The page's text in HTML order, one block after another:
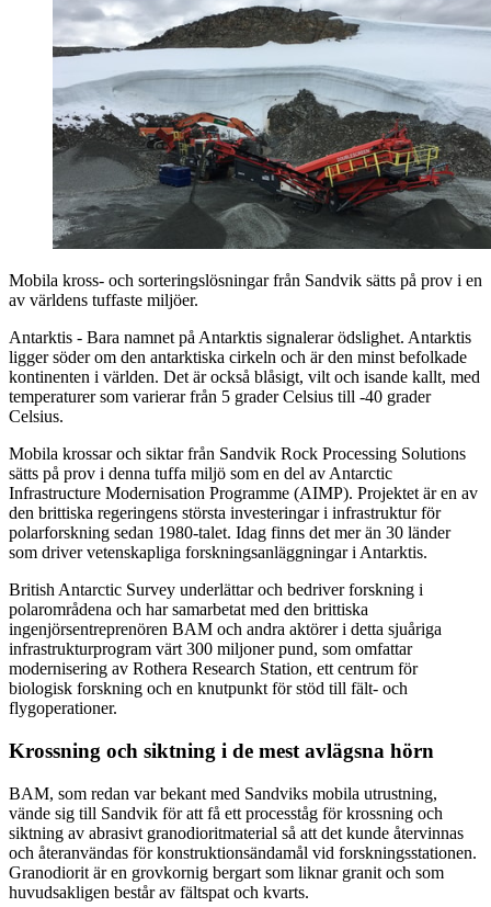
Mobila kross- och sorteringslösningar från Sandvik sätts på prov i en
av världens tuffaste miljöer.
Antarktis - Bara namnet på Antarktis signalerar ödslighet. Antarktis
ligger söder om den antarktiska cirkeln och är den minst befolkade
kontinenten i världen. Det är också blåsigt, vilt och isande kallt, med
temperaturer som varierar från 5 grader Celsius till -40 grader
Celsius.
Mobila krossar och siktar från Sandvik Rock Processing Solutions
sätts på prov i denna tuffa miljö som en del av Antarctic
Infrastructure Modernisation Programme (AIMP). Projektet är en av
den brittiska regeringens största investeringar i infrastruktur för
polarforskning sedan 1980-talet. Idag finns det mer än 30 länder
som driver vetenskapliga forskningsanläggningar i Antarktis.
British Antarctic Survey underlättar och bedriver forskning i
polarområdena och har samarbetat med den brittiska
ingenjörsentreprenören BAM och andra aktörer i detta sjuåriga
infrastrukturprogram värt 300 miljoner pund, som omfattar
modernisering av Rothera Research Station, ett centrum för
biologisk forskning och en knutpunkt för stöd till fält- och
flygoperationer.
Krossning och siktning i de mest avlägsna hörn
BAM, som redan var bekant med Sandviks mobila utrustning,
vände sig till Sandvik för att få ett procesståg för krossning och
siktning av abrasivt granodioritmaterial så att det kunde återvinnas
och återanvändas för konstruktionsändamål vid forskningsstationen.
Granodiorit är en grovkornig bergart som liknar granit och som
huvudsakligen består av fältspat och kvarts.